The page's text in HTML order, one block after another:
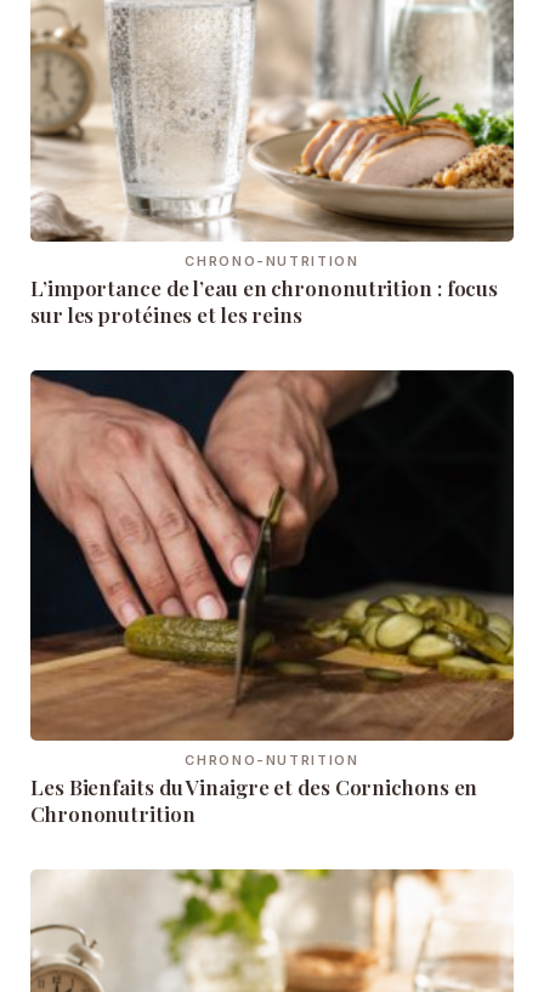
CHRONO-NUTRITION
L’importance de l’eau en chrononutrition : focus
sur les protéines et les reins
CHRONO-NUTRITION
Les Bienfaits du Vinaigre et des Cornichons en
Chrononutrition